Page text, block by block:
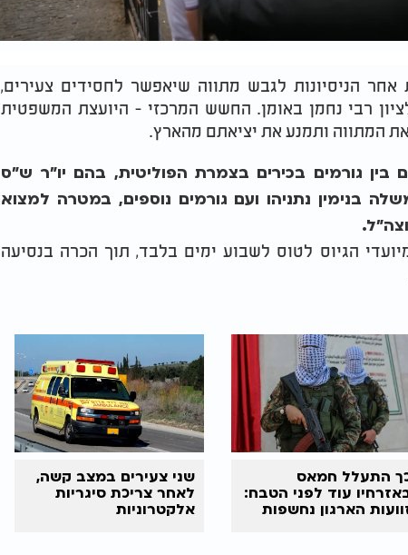
הניסיונות לגבש מתווה שיאפשר לחסידים צעירים,
רבי נחמן באומן. החשש המרכזי - היועצת המשפטית
המתווה ותמנע את יציאתם מהארץ.
בין גורמים בכירים בצמרת הפוליטית, בהם יו"ר ש"ס
בנימין נתניהו ועם גורמים נוספים, במטרה למצוא
הגיוס לטוס לשבוע ימים בלבד, תוך הכרה בנסיעה
התעלל חמאס
עוד לפני הטבח:
הארגון נחשפות
שני צעירים במצב קשה,
לאחר צריכת סיגריות
אלקטרוניות